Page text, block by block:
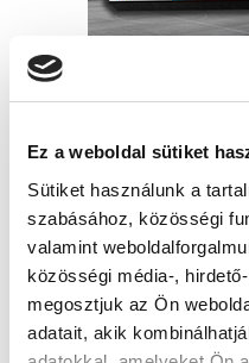
Ez a weboldal sütiket
Sütiket használunk a
szabásához, közösségi
valamint
közösségi média-,
megosztjuk az Ön
adatait, akik